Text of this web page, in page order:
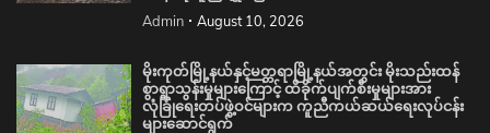
Admin August 10, 2026
မိုးကုတ်မြို့နယ်နှင့်မတ္တရာမြို့နယ်အတွင်း မိုးသည်းထန်
စွာရွာသွန်းမှုများကြောင့် ထိခိုက်ပျက်စီးမှုများအား
လုံခြုံရေးတပ်ဖွဲ့ဝင်များက ကူညီကယ်ဆယ်ရေးလုပ်ငန်း
များဆောင်ရွက်